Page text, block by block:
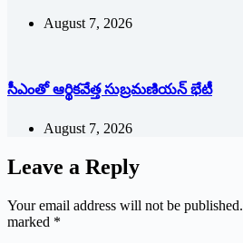
August 7, 2026
సీఎంతో ఆర్థికవేత్త సుబ్రమణియన్ భేటీ
August 7, 2026
Leave a Reply
Your email address will not be published.
marked *